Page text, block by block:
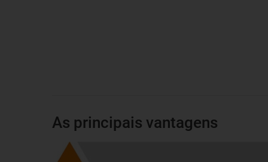
As principais vantagens